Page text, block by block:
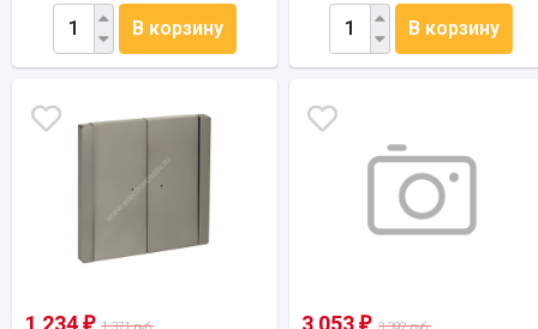
В корзину В корзину
1 234 ₽ 3 053₽